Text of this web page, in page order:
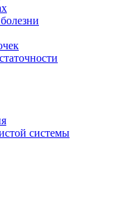
системы